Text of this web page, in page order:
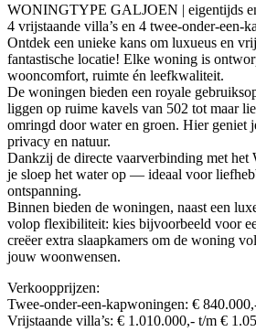
WONINGTYPE GALJOEN | eigentijds
4 vrijstaande villa’s en 4 twee-onder-een-
Ontdek een unieke kans om luxueus en
fantastische locatie! Elke woning is
wooncomfort, ruimte én leefkwaliteit.
De woningen bieden een royale
liggen op ruime kavels van 502 tot maar
omringd door water en groen. Hier geniet
privacy en natuur.
Dankzij de directe vaarverbinding met het
je sloep het water op — ideaal voor
ontspanning.
Binnen bieden de woningen, naast een
volop flexibiliteit: kies bijvoorbeeld voor
creëer extra slaapkamers om de woning
jouw woonwensen.
Verkoopprijzen:
Twee-onder-een-kapwoningen: €
Vrijstaande villa’s: € 1.010.000,- t/m €